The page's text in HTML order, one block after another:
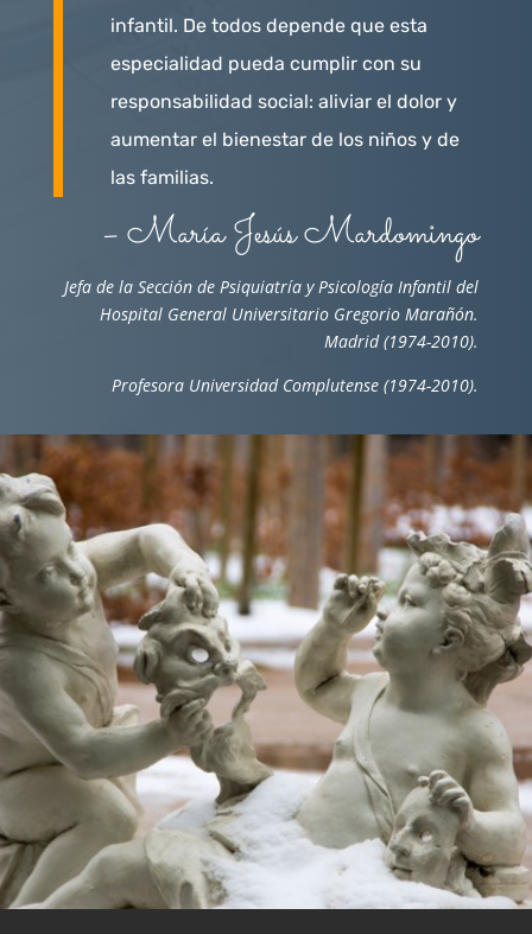
infantil. De todos depende que esta
especialidad pueda cumplir con su
responsabilidad social: aliviar el dolor y
aumentar el bienestar de los niños y de
las familias.
– María Jesús Mardomingo
Jefa de la Sección de Psiquiatría y Psicología Infantil del
Hospital General Universitario Gregorio Marañón.
Madrid (1974-2010).
Profesora Universidad Complutense (1974-2010).